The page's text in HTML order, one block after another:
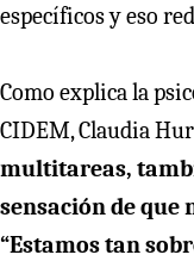
específicos y eso
Como explica la
CIDEM, Claudia
multitareas,
sensación de que
“Estamos tan